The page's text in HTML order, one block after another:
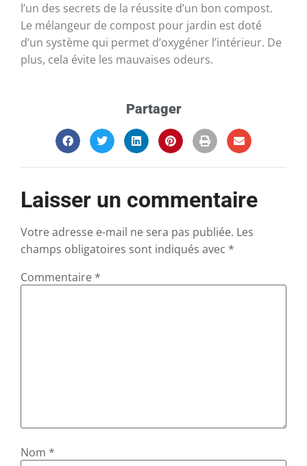
l’un des secrets de la réussite d’un bon compost.
Le mélangeur de compost pour jardin est doté
d’un système qui permet d’oxygéner l’intérieur. De
plus, cela évite les mauvaises odeurs.
Partager
Laisser un commentaire
Votre adresse e-mail ne sera pas publiée. Les
champs obligatoires sont indiqués avec *
Commentaire *
Nom *